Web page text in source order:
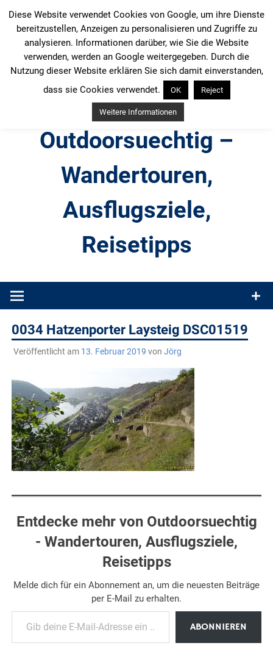
Inhalt
springen
Outdoorsuechtig –
Wandertouren,
Ausflugsziele,
Reisetipps
Produkttests und Buchrezensionen. Ein Blog für alle, die gern
0034 Hatzenporter Laysteig DSC01519
Veröffentlicht am 13. Februar 2019 von Jörg
Entdecke mehr von Outdoorsuechtig
- Wandertouren, Ausflugsziele,
Reisetipps
Melde dich für ein Abonnement an, um die neuesten Beiträge
per E-Mail zu erhalten.
Gib deine E-Mail-Adresse ein ...
ABONNIEREN
Diese Website verwendet Cookies von Google, um ihre Dienste
bereitzustellen, Anzeigen zu personalisieren und Zugriffe zu
analysieren. Informationen darüber, wie Sie die Website
verwenden, werden an Google weitergegeben. Durch die
Nutzung dieser Website erklären Sie sich damit einverstanden,
dass sie Cookies verwendet.
OK Reject
Weitere Informationen